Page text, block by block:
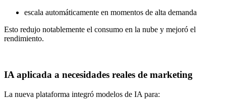
escala automáticamente en momentos de alta demanda
Esto redujo notablemente el consumo en la nube y mejoró el
rendimiento.
IA aplicada a necesidades reales de marketing
La nueva plataforma integró modelos de IA para: